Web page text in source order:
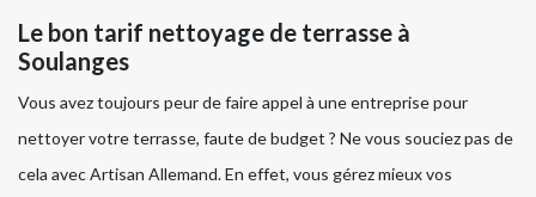
Le bon tarif nettoyage de terrasse à
Soulanges
Vous avez toujours peur de faire appel à une entreprise pour
nettoyer votre terrasse, faute de budget ? Ne vous souciez pas de
cela avec Artisan Allemand. En effet, vous gérez mieux vos